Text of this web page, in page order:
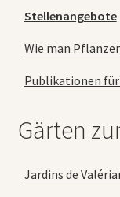
Stellenangebote
Wie man
Publikationen
Gärten
Jardins de